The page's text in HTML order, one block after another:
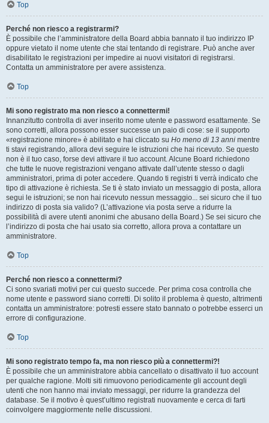
Top
Perché non riesco a registrarmi?
È possibile che l’amministratore della Board abbia bannato il tuo indirizzo IP
oppure vietato il nome utente che stai tentando di registrare. Può anche aver
disabilitato le registrazioni per impedire ai nuovi visitatori di registrarsi.
Contatta un amministratore per avere assistenza.
Top
Mi sono registrato ma non riesco a connettermi!
Innanzitutto controlla di aver inserito nome utente e password esattamente. Se
sono corretti, allora possono esser successe un paio di cose: se il supporto
«registrazione minore» è abilitato e hai cliccato su Ho meno di 13 anni mentre
ti stavi registrando, allora devi seguire le istruzioni che hai ricevuto. Se questo
non è il tuo caso, forse devi attivare il tuo account. Alcune Board richiedono
che tutte le nuove registrazioni vengano attivate dall’utente stesso o dagli
amministratori, prima di poter accedere. Quando ti registri ti verrà indicato che
tipo di attivazione è richiesta. Se ti è stato inviato un messaggio di posta, allora
segui le istruzioni; se non hai ricevuto nessun messaggio... sei sicuro che il tuo
indirizzo di posta sia valido? (L’attivazione via posta serve a ridurre la
possibilità di avere utenti anonimi che abusano della Board.) Se sei sicuro che
l’indirizzo di posta che hai usato sia corretto, allora prova a contattare un
amministratore.
Top
Perché non riesco a connettermi?
Ci sono svariati motivi per cui questo succede. Per prima cosa controlla che
nome utente e password siano corretti. Di solito il problema è questo, altrimenti
contatta un amministratore: potresti essere stato bannato o potrebbe esserci un
errore di configurazione.
Top
Mi sono registrato tempo fa, ma non riesco più a connettermi?!
È possibile che un amministratore abbia cancellato o disattivato il tuo account
per qualche ragione. Molti siti rimuovono periodicamente gli account degli
utenti che non hanno mai inviato messaggi, per ridurre la grandezza del
database. Se il motivo è quest’ultimo registrati nuovamente e cerca di farti
coinvolgere maggiormente nelle discussioni.